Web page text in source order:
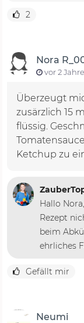
2
Nora
vor 2
Überzeugt
zusärzlich 15
flüssig.
Ketchup zu
Hallo
Rezept
beim
ehrliches
Gefällt mir
Neumi